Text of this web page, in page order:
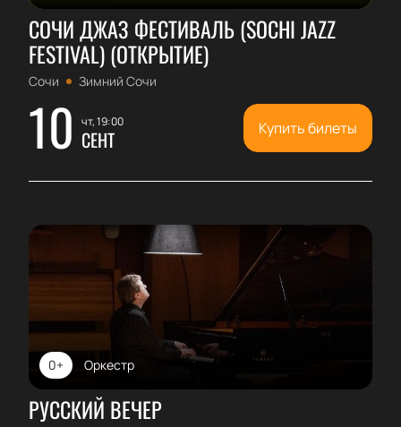
СОЧИ ДЖАЗ ФЕСТИВАЛЬ (SOCHI JAZZ
FESTIVAL) (ОТКРЫТИЕ)
Сочи Зимний Сочи
10 чт, 19:00
СЕНТ Купить билеты
Оркестр
0+
РУССКИЙ ВЕЧЕР